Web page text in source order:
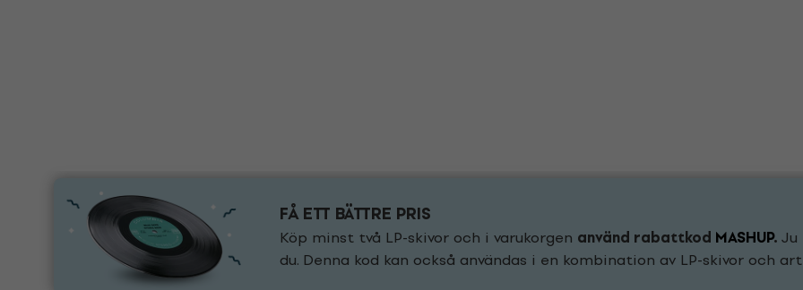
FÅ ETT BÄTTRE PRIS
Köp minst två LP-skivor och i varukorgen använd rabattkod MASHUP.
du. Denna kod kan också användas i en kombination av LP-skivor och